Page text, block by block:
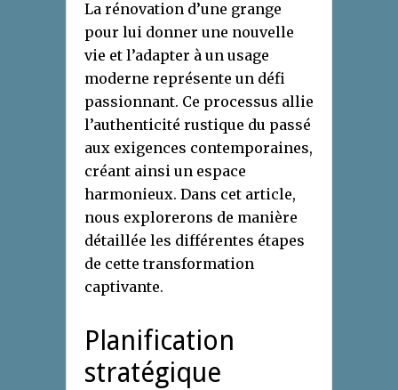
La rénovation d’une grange
pour lui donner une nouvelle
vie et l’adapter à un usage
moderne représente un défi
passionnant. Ce processus allie
l’authenticité rustique du passé
aux exigences contemporaines,
créant ainsi un espace
harmonieux. Dans cet article,
nous explorerons de manière
détaillée les différentes étapes
de cette transformation
captivante.
Planification
stratégique